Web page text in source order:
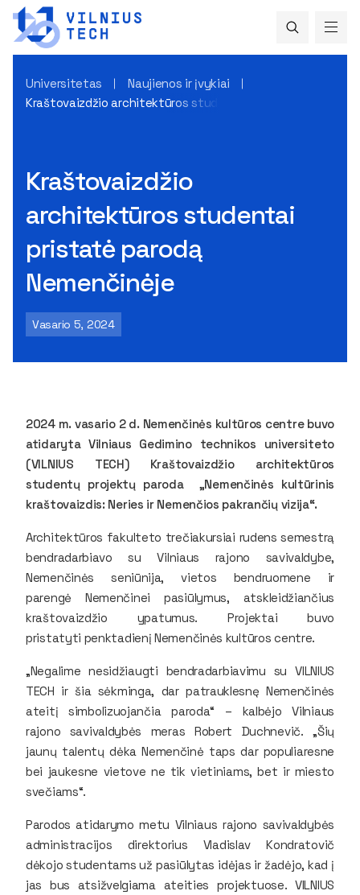
Universitetas
Naujienos ir įvykiai
Kraštovaizdžio architektūros studentai pristatė parodą
Kraštovaizdžio
architektūros studentai
pristatė parodą
Nemenčinėje
Vasario 5, 2024
2024 m. vasario 2 d. Nemenčinės kultūros centre buvo
atidaryta Vilniaus Gedimino technikos universiteto
(VILNIUS TECH) Kraštovaizdžio architektūros
studentų projektų paroda „Nemenčinės kultūrinis
kraštovaizdis: Neries ir Nemenčios pakrančių vizija“.
Architektūros fakulteto trečiakursiai rudens semestrą
bendradarbiavo su Vilniaus rajono savivaldybe,
Nemenčinės seniūnija, vietos bendruomene ir
parengė Nemenčinei pasiūlymus, atskleidžiančius
kraštovaizdžio ypatumus. Projektai buvo
pristatyti penktadienį Nemenčinės kultūros centre.
„Negalime nesidžiaugti bendradarbiavimu su VILNIUS
TECH ir šia sėkminga, dar patrauklesnę Nemenčinės
ateitį simbolizuojančia paroda“ – kalbėjo Vilniaus
rajono savivaldybės meras Robert Duchnevič. „Šių
jaunų talentų dėka Nemenčinė taps dar populiaresne
bei jaukesne vietove ne tik vietiniams, bet ir miesto
svečiams“.
Parodos atidarymo metu Vilniaus rajono savivaldybės
administracijos direktorius Vladislav Kondratovič
dėkojo studentams už pasiūlytas idėjas ir žadėjo, kad į
jas bus atsižvelgiama ateities projektuose. VILNIUS